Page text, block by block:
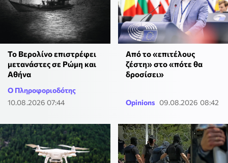
Το Βερολίνο επιστρέφει
μετανάστες σε Ρώμη και
Αθήνα
Ο Πληροφοριοδότης
10.08.2026 07:44
Από το «επιτέλους
ζέστη» στο «πότε θα
δροσίσει»
Opinions 09.08.2026 08:42